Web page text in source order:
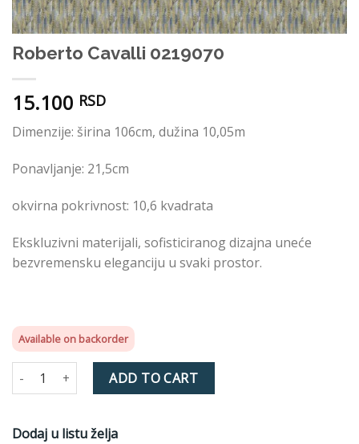
Roberto Cavalli 0219070
15.100 RSD
Dimenzije: širina 106cm, dužina 10,05m
Ponavljanje: 21,5cm
okvirna pokrivnost: 10,6 kvadrata
Ekskluzivni materijali, sofisticiranog dizajna uneće
bezvremensku eleganciju u svaki prostor.
Available on backorder
Roberto Cavalli 0219070 quantity
ADD TO CART
Dodaj u listu želja